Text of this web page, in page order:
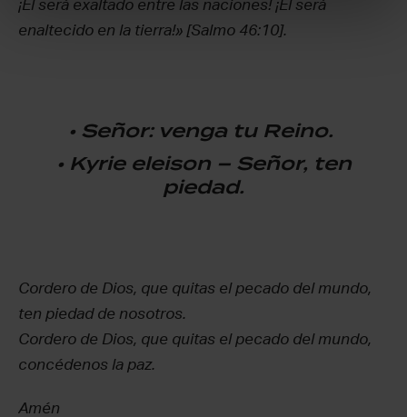
¡Él será exaltado entre las naciones! ¡Él será
enaltecido en la tierra!» [Salmo 46:10].
• Señor: venga tu Reino.
• Kyrie eleison – Señor, ten
piedad.
Cordero de Dios, que quitas el pecado del mundo,
ten piedad de nosotros.
Cordero de Dios, que quitas el pecado del mundo,
concédenos la paz.
Amén